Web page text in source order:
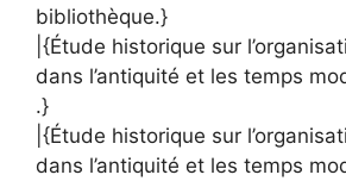
bibliothèque.}
|{Étude historique sur
dans l’antiquité et les temps
.}
|{Étude historique sur
dans l’antiquité et les temps